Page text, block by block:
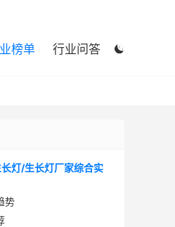

榜单 行业问答
灯/生长灯厂家综合实
势